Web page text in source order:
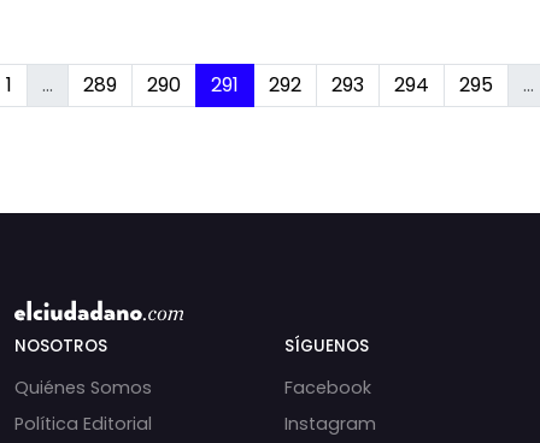
1 ... 289 290 291 292 293 294 295 ...
NOSOTROS
Quiénes Somos
Política Editorial
SÍGUENOS
Facebook
Instagram